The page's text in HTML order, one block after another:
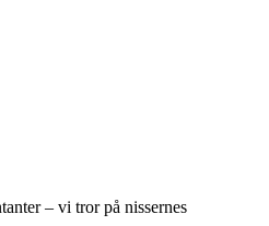
– vi tror på nissernes